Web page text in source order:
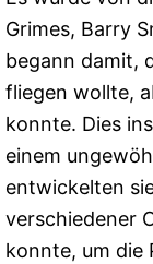
Grimes, Barry
begann damit,
fliegen wollte,
konnte. Dies
einem
entwickelten
verschiedener
konnte, um die